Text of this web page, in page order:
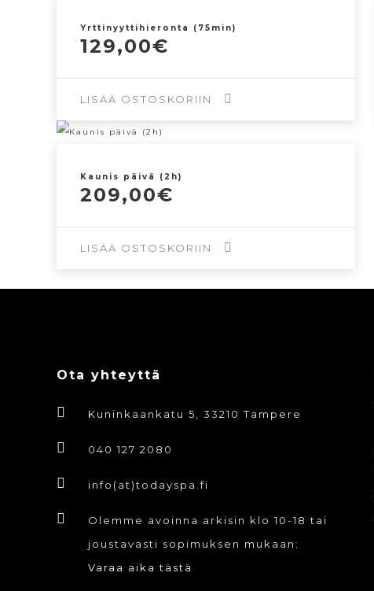
Yrttinyyttihieronta (75min)
129,00€
LISÄÄ OSTOSKORIIN
Kaunis päivä (2h)
209,00€
LISÄÄ OSTOSKORIIN
Ota yhteyttä
Kuninkaankatu 5, 33210 Tampere
040 127 2080
info(at)todayspa.fi
Olemme avoinna arkisin klo 10-18 tai
joustavasti sopimuksen mukaan:
Varaa aika tästä